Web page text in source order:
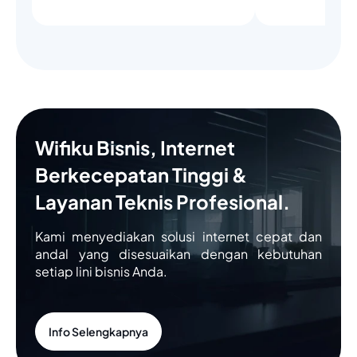
Wifiku Bisnis, Internet
Berkecepatan Tinggi &
Layanan Teknis Profesional.
Kami menyediakan solusi internet cepat dan
andal yang disesuaikan dengan kebutuhan
setiap lini bisnis Anda.
Info Selengkapnya